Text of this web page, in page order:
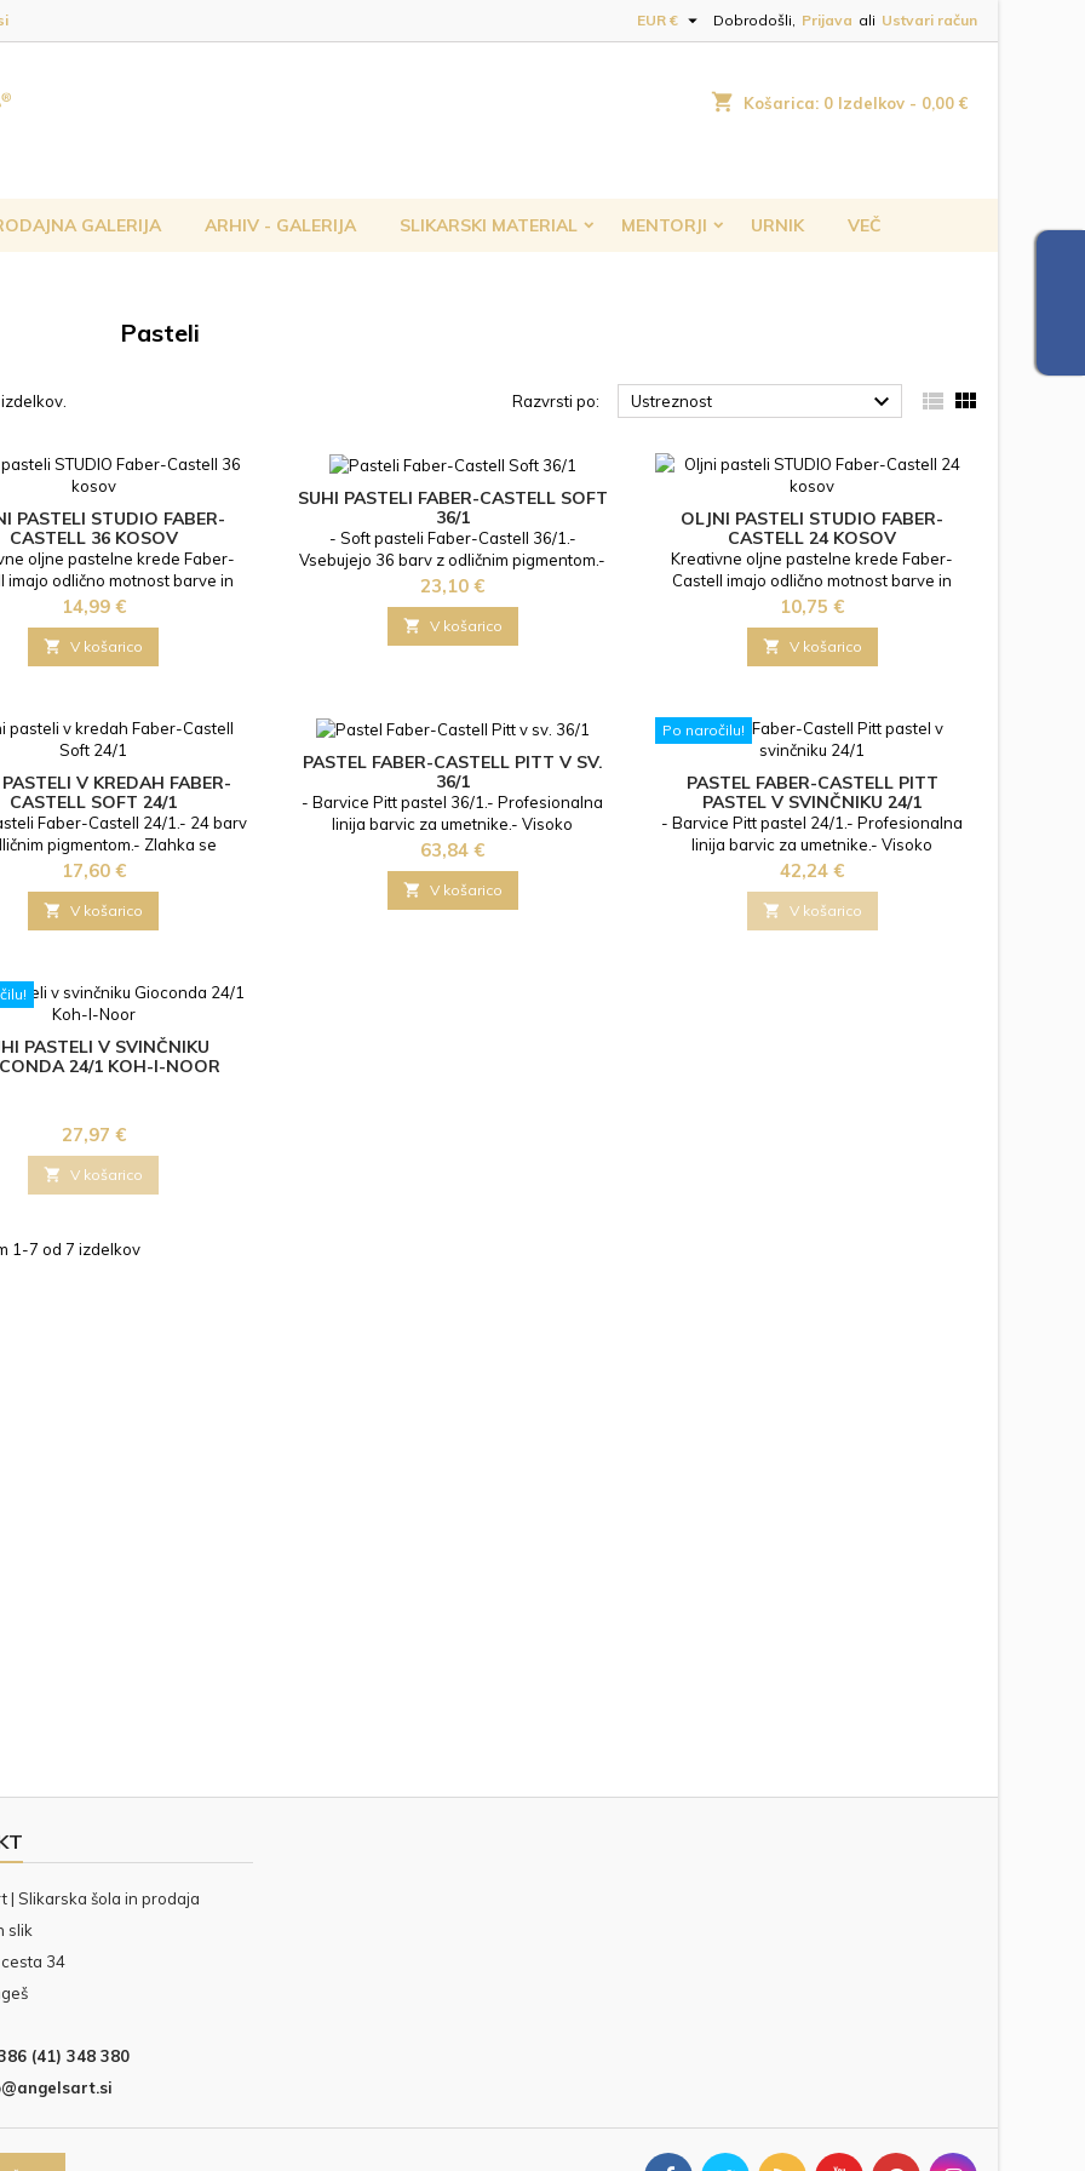
Dobrodošli, Prijava ali Ustvari račun
EUR € 
shopping_cart Košarica: 0 Izdelkov - 0,00 €
GALERIJA ARHIV - GALERIJA SLIKARSKI MATERIAL MENTORJI URNIK VEČ
Pasteli
Razvrsti po: Ustreznost   
PASTELI STUDIO FABER-
CASTELL 36 KOSOV
oljne pastelne krede Faber-
imajo odlično motnost barve in
gladko razporeditev barv za
pastelne učinke. Žive barve so
za tehnike enkavstike, pastel in
in še nešteto drugih kombiniranih
tehnik slikanja.- Visoka...
Cena
14,99 €
 V košarico
SUHI PASTELI FABER-CASTELL SOFT
36/1
- Soft pasteli Faber-Castell 36/1.-
Vsebujejo 36 barv z odličnim pigmentom.-
Zlahka se razmažejo s prstom, krpo ali
čopičem.- Pasteli so idelani ako za
začetnike kot izkušene umetnike.
Cena
23,10 €
 V košarico
OLJNI PASTELI STUDIO FABER-
CASTELL 24 KOSOV
Kreativne oljne pastelne krede Faber-
Castell imajo odlično motnost barve in
zagotavljajo gladko razporeditev barv za
bogate pastelne učinke. Žive barve so
idealne za tehnike enkavstike, pastel in
strganje in še nešteto drugih kombiniranih
različnih tehnik slikanja.- Visoka...
Cena
10,75 €
 V košarico
V KREDAH FABER-
CASTELL SOFT 24/1
Faber-Castell 24/1.- 24 barv
pigmentom.- Zlahka se
s prstom, krpo ali čopičem.-
so idelani tako za začetnike kot
izkušene umetnike.
Cena
17,60 €
 V košarico
PASTEL FABER-CASTELL PITT V SV.
36/1
- Barvice Pitt pastel 36/1.- Profesionalna
linija barvic za umetnike.- Visoko
kakovostni pigment acid free.- Intenzivne
barve.- Primerno za senčenje.- Debelina
mine 4,3mm.- Pakirano v kovinski škatlici.
Cena
63,84 €
 V košarico
Po naročilu!
PASTEL FABER-CASTELL PITT
PASTEL V SVINČNIKU 24/1
- Barvice Pitt pastel 24/1.- Profesionalna
linija barvic za umetnike.- Visoko
kakovostni pigment acid free.- Intenzivne
barve.- Primerno za senčenje.- Debelina
mine 4,3mm.- Pakirano v kovinski škatlici.
Cena
42,24 €
 V košarico
PASTELI V SVINČNIKU
24/1 KOH-I-NOOR
Cena
27,97 €
 V košarico
1-7 od 7 izdelkov
| Slikarska šola in prodaja
slik
34
(41) 348 380